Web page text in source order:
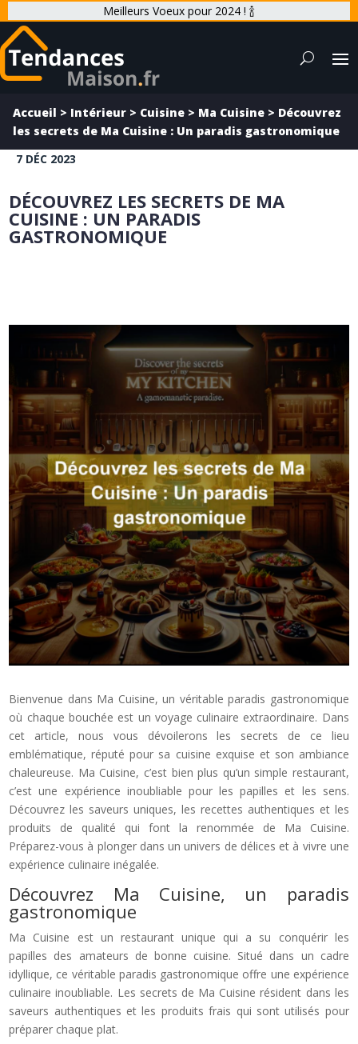
Meilleurs Voeux pour 2024 ! 🍾
Accueil > Intérieur > Cuisine > Ma Cuisine > Découvrez
les secrets de Ma Cuisine : Un paradis gastronomique
7 DÉC 2023
DÉCOUVREZ LES SECRETS DE MA
CUISINE : UN PARADIS
GASTRONOMIQUE
Bienvenue dans Ma Cuisine, un véritable paradis gastronomique
où chaque bouchée est un voyage culinaire extraordinaire. Dans
cet article, nous vous dévoilerons les secrets de ce lieu
emblématique, réputé pour sa cuisine exquise et son ambiance
chaleureuse. Ma Cuisine, c’est bien plus qu’un simple restaurant,
c’est une expérience inoubliable pour les papilles et les sens.
Découvrez les saveurs uniques, les recettes authentiques et les
produits de qualité qui font la renommée de Ma Cuisine.
Préparez-vous à plonger dans un univers de délices et à vivre une
expérience culinaire inégalée.
Découvrez Ma Cuisine, un paradis
gastronomique
Ma Cuisine est un restaurant unique qui a su conquérir les
papilles des amateurs de bonne cuisine. Situé dans un cadre
idyllique, ce véritable paradis gastronomique offre une expérience
culinaire inoubliable. Les secrets de Ma Cuisine résident dans les
saveurs authentiques et les produits frais qui sont utilisés pour
préparer chaque plat.